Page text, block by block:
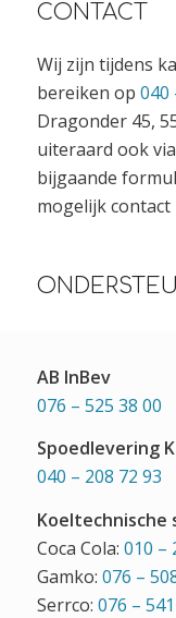
CONTACT
Wij zijn tijdens
bereiken op 040
Dragonder 45,
uiteraard ook
bijgaande
mogelijk contact
AB InBev
076 – 525 38 00
Spoedlevering
040 – 208 72 93
Koeltechnische
Coca Cola: 010 –
Gamko: 076 –
Serrco: 076 –